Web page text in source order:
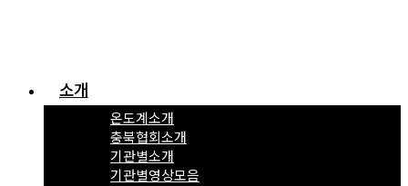
소개
온도계소개
충북협회소개
기관별소개
기관별영상모음